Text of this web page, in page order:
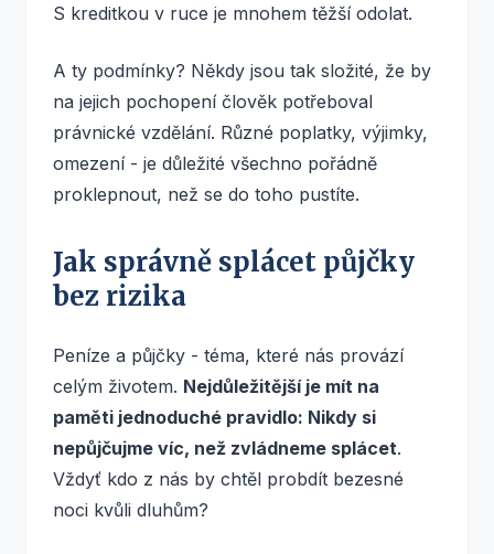
S kreditkou v ruce je mnohem těžší odolat.
A ty podmínky? Někdy jsou tak složité, že by
na jejich pochopení člověk potřeboval
právnické vzdělání. Různé poplatky, výjimky,
omezení - je důležité všechno pořádně
proklepnout, než se do toho pustíte.
Jak správně splácet půjčky
bez rizika
Peníze a půjčky - téma, které nás provází
celým životem. Nejdůležitější je mít na
paměti jednoduché pravidlo: Nikdy si
nepůjčujme víc, než zvládneme splácet.
Vždyť kdo z nás by chtěl probdít bezesné
noci kvůli dluhům?